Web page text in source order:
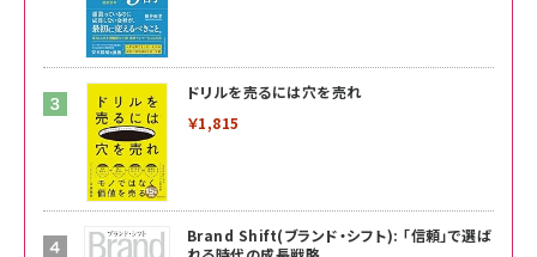
ドリルを売るには穴を売れ
￥1,815
Brand Shift(ブランド・シフト): 「信頼」で選ば